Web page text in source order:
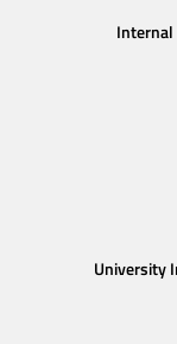
University